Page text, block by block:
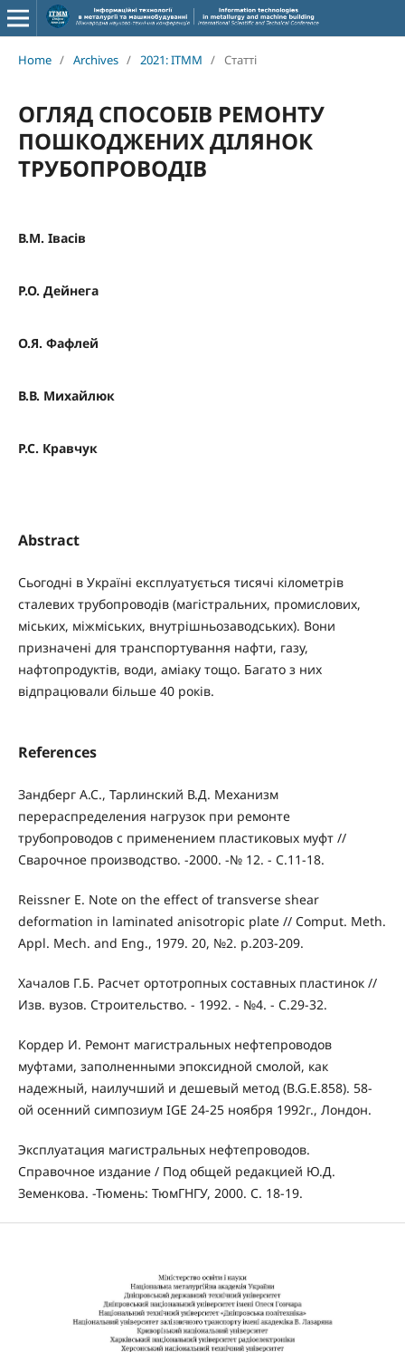
Home / Archives / 2021: ITMM / Статті
ОГЛЯД СПОСОБІВ РЕМОНТУ
ПОШКОДЖЕНИХ ДІЛЯНОК
ТРУБОПРОВОДІВ
В.М. Івасів
Р.О. Дейнега
О.Я. Фафлей
В.В. Михайлюк
Р.С. Кравчук
Abstract
Сьогодні в Україні експлуатується тисячі кілометрів
сталевих трубопроводів (магістральних, промислових,
міських, міжміських, внутрішньозаводських). Вони
призначені для транспортування нафти, газу,
нафтопродуктів, води, аміаку тощо. Багато з них
відпрацювали більше 40 років.
References
Зандберг А.С., Тарлинский В.Д. Механизм
перераспределения нагрузок при ремонте
трубопроводов с применением пластиковых муфт //
Сварочное производство. -2000. -№ 12. - С.11-18.
Reissner E. Note on the effect of transverse shear
deformation in laminated anisotropic plate // Comput. Meth.
Appl. Mech. and Eng., 1979. 20, №2. p.203-209.
Хачалов Г.Б. Расчет ортотропных составных пластинок //
Изв. вузов. Строительство. - 1992. - №4. - С.29-32.
Кордер И. Ремонт магистральных нефтепроводов
муфтами, заполненными эпоксидной смолой, как
надежный, наилучший и дешевый метод (B.G.E.858). 58-
ой осенний симпозиум IGE 24-25 ноября 1992г., Лондон.
Эксплуатация магистральных нефтепроводов.
Справочное издание / Под общей редакцией Ю.Д.
Земенкова. -Тюмень: ТюмГНГУ, 2000. С. 18-19.